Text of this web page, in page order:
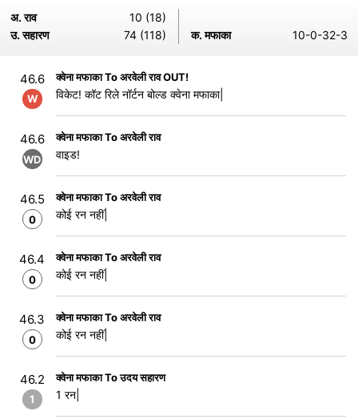
अ. राव
10 (18)
उ. सहारण
74 (118) क. मफाका 10-0-32-3
46.6
W
क्वेना मफाका To अरवेली राव OUT!
विकेट! कॉट रिले नॉर्टन बोल्ड क्वेना मफाका|
46.6
WD
क्वेना मफाका To अरवेली राव
वाइड!
46.5
0
क्वेना मफाका To अरवेली राव
कोई रन नहीं|
46.4
0
क्वेना मफाका To अरवेली राव
कोई रन नहीं|
46.3
0
क्वेना मफाका To अरवेली राव
कोई रन नहीं|
46.2
1
क्वेना मफाका To उदय सहारण
1 रन|